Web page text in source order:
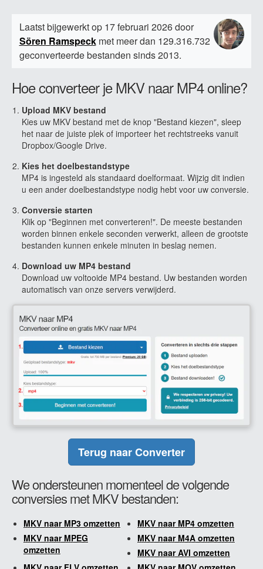
Laatst bijgewerkt op 17 februari 2026 door
Sören Ramspeckmet meer dan 129.316.732
geconverteerde bestanden sinds 2013.
Hoe converteer je MKV naar MP4 online?
Upload MKV bestand
Kies uw MKV bestand met de knop "Bestand kiezen", sleep
het naar de juiste plek of importeer het rechtstreeks vanuit
Dropbox/Google Drive.
Kies het doelbestandstype
MP4 is ingesteld als standaard doelformaat. Wijzig dit indien
u een ander doelbestandstype nodig hebt voor uw conversie.
Conversie starten
Klik op "Beginnen met converteren!". De meeste bestanden
worden binnen enkele seconden verwerkt, alleen de grootste
bestanden kunnen enkele minuten in beslag nemen.
Download uw MP4 bestand
Download uw voltooide MP4 bestand. Uw bestanden worden
automatisch van onze servers verwijderd.
Terug naar Converter
We ondersteunen momenteel de volgende
conversies met MKV bestanden:
MKV naar MP3 omzetten
MKV naar MP4 omzetten
MKV naar MPEG
omzetten
MKV naar M4A omzetten
MKV naar AVI omzetten